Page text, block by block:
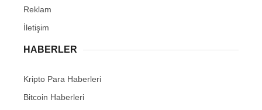
Reklam
İletişim
HABERLER
Kripto Para Haberleri
Bitcoin Haberleri